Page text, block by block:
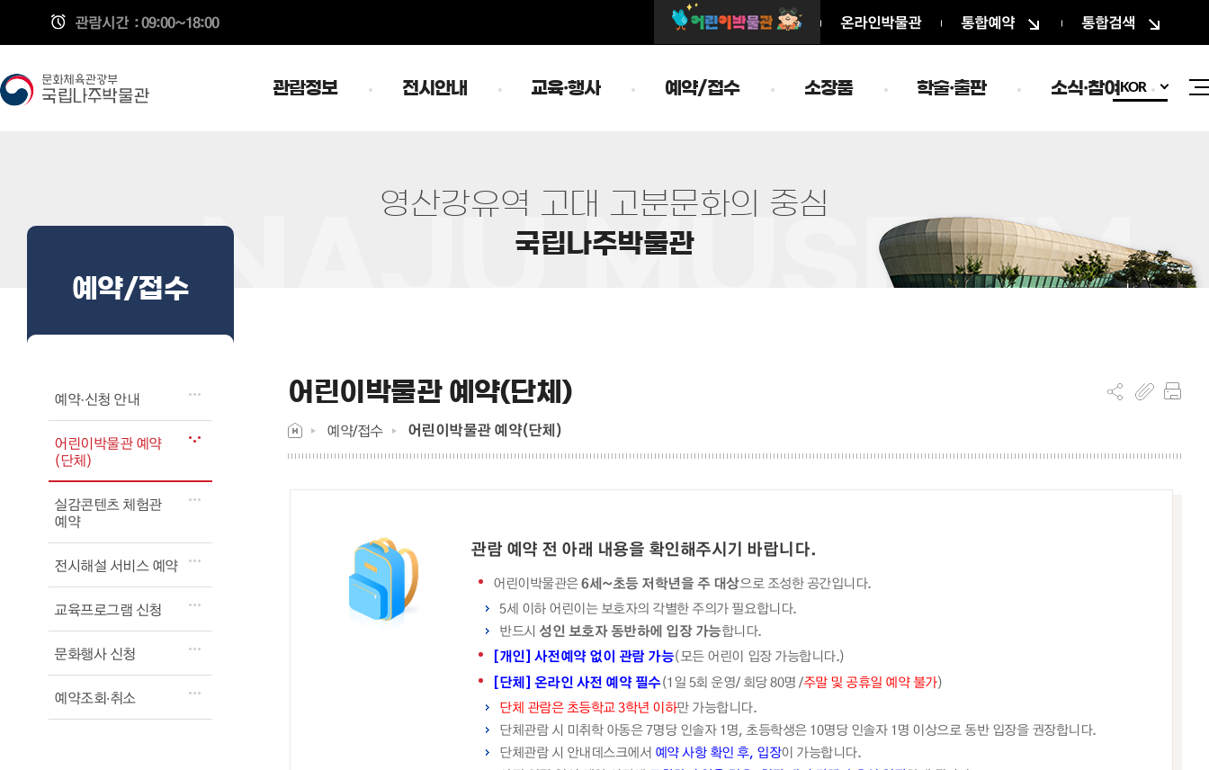
관람시간 : 09:00~18:00 온라인박물관 통합예약 통합검색
KOR
관람정보 전시안내 교육·행사 예약/접수 소장품 학술·출판 소식·참여
영산강유역 고 대 고분문화의 중심
국립 나주박물관
예약/접수
예약·신청 안내
어린이박물관 예약
(단체)
실감콘텐츠 체험관
예약
전시해설 서비스 예약
교육프로그램 신청
문화행사 신청
예약조회∙취소
어린이박물관 예약(단체)
예약/접수 어린이박물관 예약(단체)
관람 예약 전 아래 내용을 확인해주시기 바랍니다.
어린이박물관은6세~초등 저학년을 주 대상으로 조성한 공간입니다.
5세 이하 어린이는 보호자의 각별한 주의가 필요합니다.
반드시성인 보호자 동반하에 입장 가능합니다.
[개인] 사전예약 없이 관람 가능(모든 어린이 입장 가능합니다.)
[단체] 온라인 사전 예약 필수(1일 5회 운영/ 회당 80명 /주말 및 공휴일 예약 불가)
단체 관람은 초등학교 3학년 이하만 가능합니다.
단체관람 시 미취학 아동은 7명당 인솔자 1명, 초등학생은 10명당 인솔자 1명 이상으로 동반 입장을 권장합니다.
단체관람 시 안내데스크에서 예약 사항 확인 후, 입장이 가능합니다.